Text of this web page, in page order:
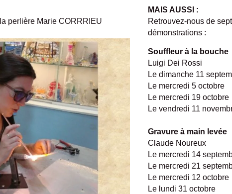
perlière Marie CORRRIEU
MAIS AUSSI :
Retrouvez-nous de
démonstrations :
Souffleur à la bouche
Luigi Dei Rossi
Le dimanche 11
Le mercredi 5 octobre
Le mercredi 19 octobre
Le vendredi 11
Gravure à main levée
Claude Noureux
Le mercredi 14
Le mercredi 21
Le mercredi 12 octobre
Le lundi 31 octobre